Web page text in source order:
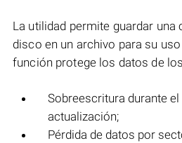
La utilidad permite guardar una
disco en un archivo para su
función protege los datos de
Sobreescritura durante
actualización;
Pérdida de datos por